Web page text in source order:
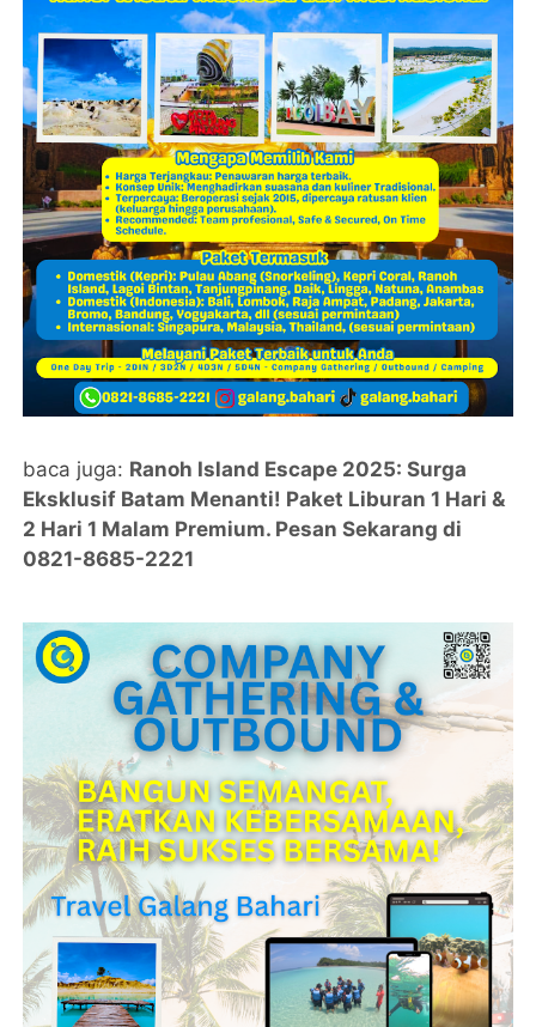
baca juga: Ranoh Island Escape 2025: Surga
Eksklusif Batam Menanti! Paket Liburan 1 Hari &
2 Hari 1 Malam Premium. Pesan Sekarang di
0821-8685-2221